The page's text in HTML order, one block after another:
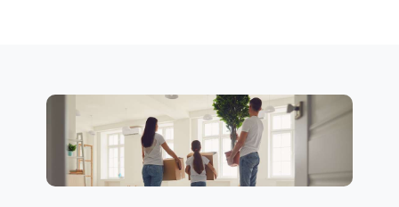
Qualitäts-
Umzüge